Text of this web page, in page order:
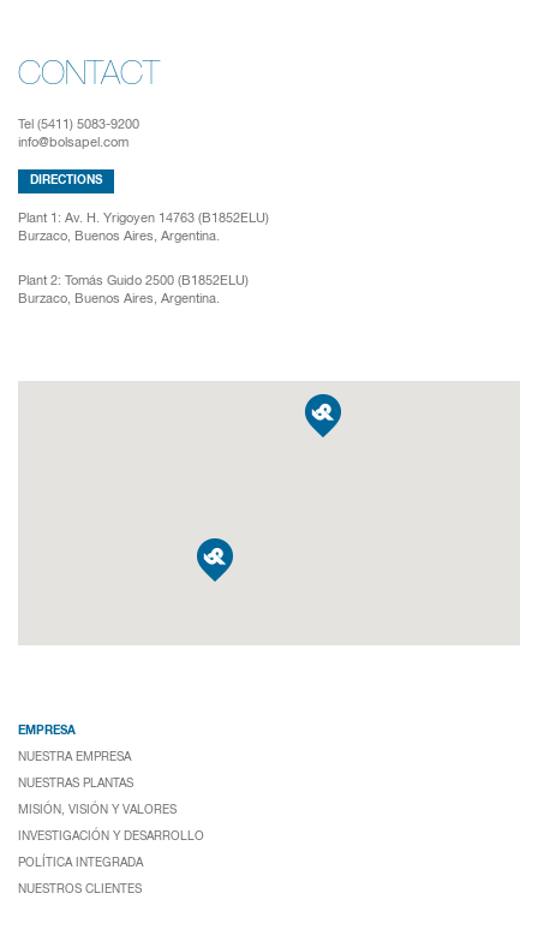
CONTACT
Tel (5411) 5083-9200
info@bolsapel.com
DIRECTIONS
Plant 1: Av. H. Yrigoyen 14763 (B1852ELU)
Burzaco, Buenos Aires, Argentina.
Plant 2:
Tomás Guido 2500 (B1852ELU)
Burzaco, Buenos Aires, Argentina.
EMPRESA
NUESTRA EMPRESA
NUESTRAS PLANTAS
MISIÓN, VISIÓN Y VALORES
INVESTIGACIÓN Y DESARROLLO
POLÍTICA INTEGRADA
NUESTROS CLIENTES